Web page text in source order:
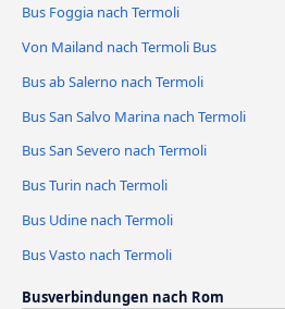
Bus Foggia nach Termoli
Von Mailand nach Termoli Bus
Bus ab Salerno nach Termoli
Bus San Salvo Marina nach Termoli
Bus San Severo nach Termoli
Bus Turin nach Termoli
Bus Udine nach Termoli
Bus Vasto nach Termoli
Busverbindungen nach Rom